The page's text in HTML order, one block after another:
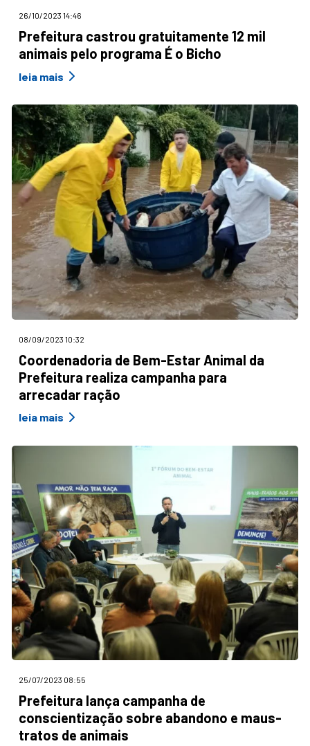
26/10/2023 14:46
Prefeitura castrou gratuitamente 12 mil
animais pelo programa É o Bicho
leia mais
08/09/2023 10:32
Coordenadoria de Bem-Estar Animal da
Prefeitura realiza campanha para
arrecadar ração
leia mais
25/07/2023 08:55
Prefeitura lança campanha de
conscientização sobre abandono e maus-
tratos de animais